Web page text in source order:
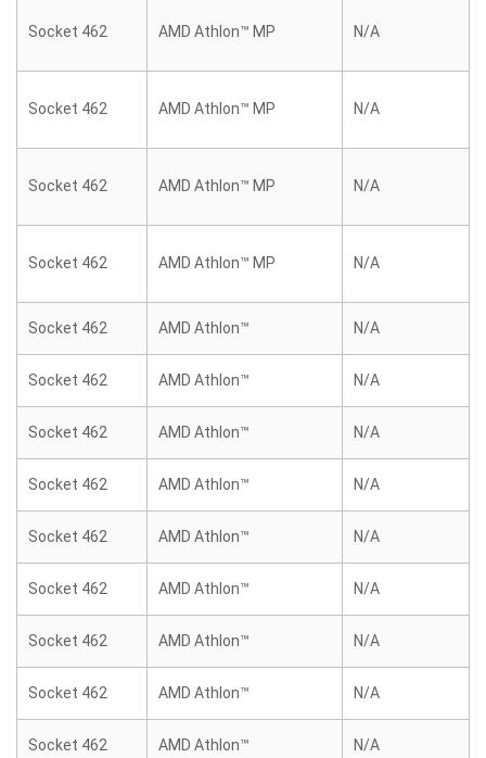
Socket 462 AMD Athlon™ MP N/A
Socket 462 AMD Athlon™ MP N/A
Socket 462 AMD Athlon™ MP N/A
Socket 462 AMD Athlon™ MP N/A
Socket 462 AMD Athlon™ N/A
Socket 462 AMD Athlon™ N/A
Socket 462 AMD Athlon™ N/A
Socket 462 AMD Athlon™ N/A
Socket 462 AMD Athlon™ N/A
Socket 462 AMD Athlon™ N/A
Socket 462 AMD Athlon™ N/A
Socket 462 AMD Athlon™ N/A
Socket 462 AMD Athlon™ N/A